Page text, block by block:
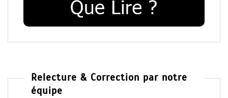
Relecture & Correction par notre
équipe